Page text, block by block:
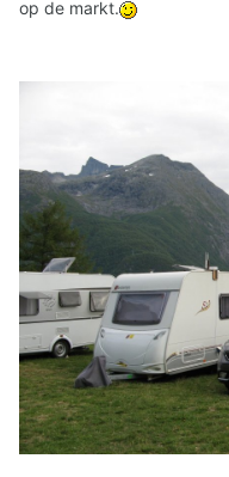
op de markt.